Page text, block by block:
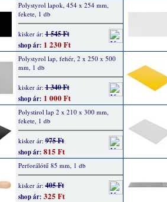
Polystyrol lapok, 454 x 254 mm,
fekete, 1 db
kisker ár:1 545 Ft
shop ár: 1 230 Ft
Polystyrol lap, fehér, 2 x 250 x 500
mm, 1 db
kisker ár:1 340 Ft
shop ár: 1 000 Ft
Polystirol lap 2 x 210 x 300 mm,
fekete, 1 db
kisker ár:975 Ft
shop ár: 815 Ft
Perforálótű 85 mm, 1 db
kisker ár:405 Ft
shop ár: 325 Ft